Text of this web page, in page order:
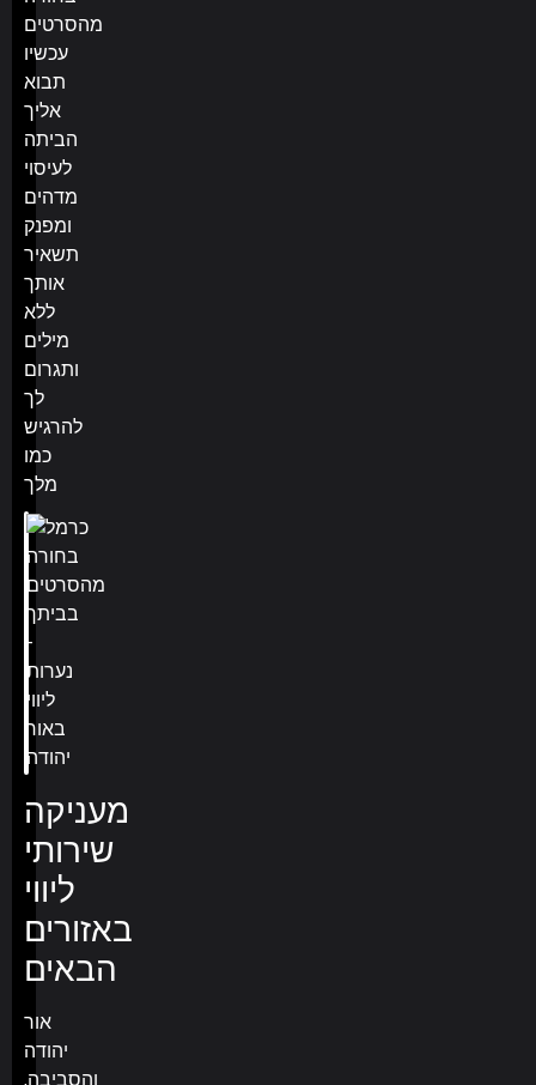
מהסרטים
עכשיו
תבוא
אליך
הביתה
לעיסוי
מדהים
ומפנק
תשאיר
אותך
ללא
מילים
ותגרום
לך
להרגיש
כמו
מלך
מעניקה
שירותי
ליווי
באזורים
הבאים
אור
יהודה
והסביבה,